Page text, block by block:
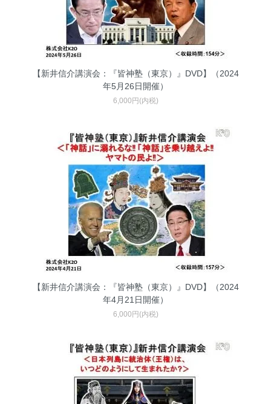
【新井信介講演会：『皆神塾（東京）』DVD】（2024
年5月26日開催）
6,000円(内税)
【新井信介講演会：『皆神塾（東京）』DVD】（2024
年4月21日開催）
6,000円(内税)